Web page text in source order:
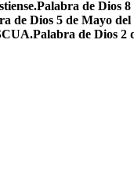
Palabra de Dios
de Dios 5 de Mayo
Palabra de Dios 2